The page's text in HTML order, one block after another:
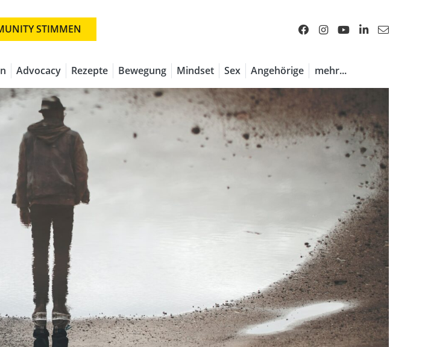
STIMMEN
Advocacy Rezepte Bewegung Mindset Sex Angehörige mehr...